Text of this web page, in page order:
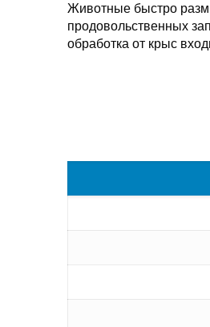
Животные быстро
продовольственных
обработка от крыс